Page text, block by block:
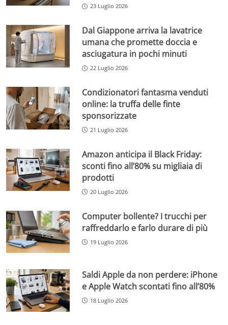
23 Luglio 2026
Dal Giappone arriva la lavatrice
umana che promette doccia e
asciugatura in pochi minuti
22 Luglio 2026
Condizionatori fantasma venduti
online: la truffa delle finte
sponsorizzate
21 Luglio 2026
Amazon anticipa il Black Friday:
sconti fino all’80% su migliaia di
prodotti
20 Luglio 2026
Computer bollente? I trucchi per
raffreddarlo e farlo durare di più
19 Luglio 2026
Saldi Apple da non perdere: iPhone
e Apple Watch scontati fino all’80%
18 Luglio 2026